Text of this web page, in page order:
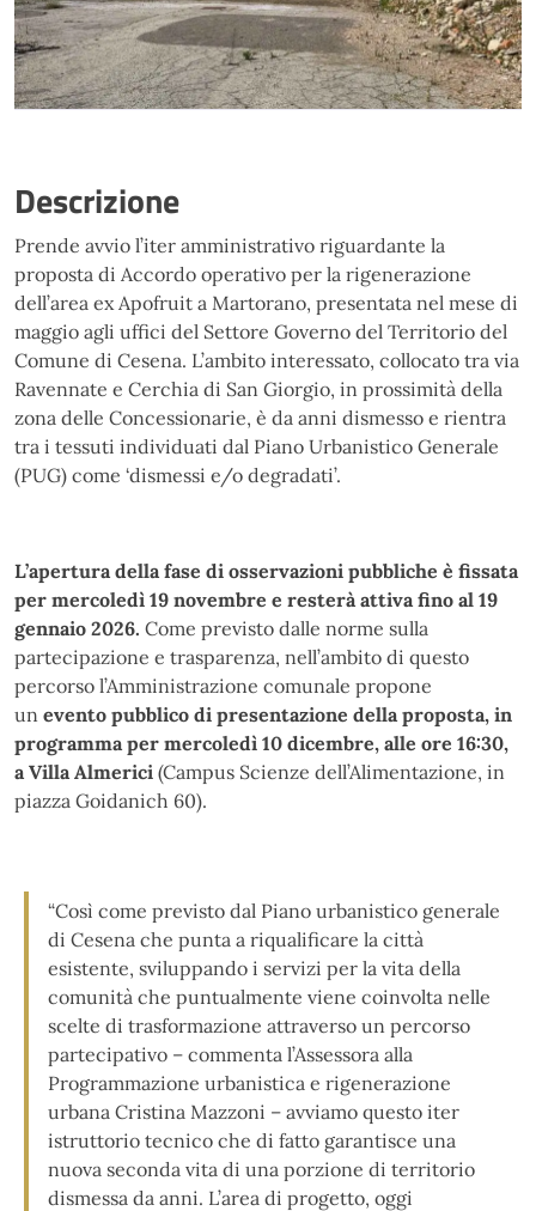
Descrizione
Prende avvio l’iter amministrativo riguardante la
proposta di Accordo operativo per la rigenerazione
dell’area ex Apofruit a Martorano, presentata nel mese di
maggio agli uffici del Settore Governo del Territorio del
Comune di Cesena. L’ambito interessato, collocato tra via
Ravennate e Cerchia di San Giorgio, in prossimità della
zona delle Concessionarie, è da anni dismesso e rientra
tra i tessuti individuati dal Piano Urbanistico Generale
(PUG) come ‘dismessi e/o degradati’.
L’apertura della fase di osservazioni pubbliche è fissata
per mercoledì 19 novembre e resterà attiva fino al 19
gennaio 2026. Come previsto dalle norme sulla
partecipazione e trasparenza, nell’ambito di questo
percorso l’Amministrazione comunale propone
un evento pubblico di presentazione della proposta, in
programma per mercoledì 10 dicembre, alle ore 16:30,
a Villa Almerici (Campus Scienze dell’Alimentazione, in
piazza Goidanich 60).
“Così come previsto dal Piano urbanistico generale
di Cesena che punta a riqualificare la città
esistente, sviluppando i servizi per la vita della
comunità che puntualmente viene coinvolta nelle
scelte di trasformazione attraverso un percorso
partecipativo – commenta l’Assessora alla
Programmazione urbanistica e rigenerazione
urbana Cristina Mazzoni – avviamo questo iter
istruttorio tecnico che di fatto garantisce una
nuova seconda vita di una porzione di territorio
dismessa da anni. L’area di progetto, oggi